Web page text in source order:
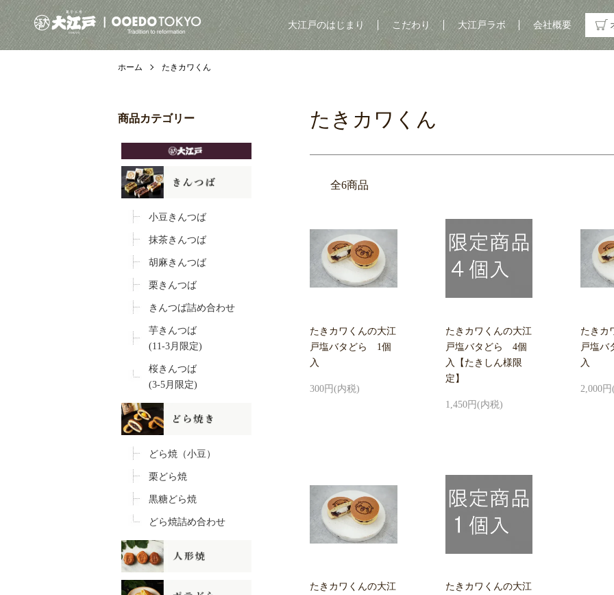
大江戸のはじまり こだわり 大江戸ラボ 会社概要
ホーム たきカワくん
たきカワくん
全6商品
たきカワくんの大江
戸塩バタどら 1個
入
300円(内税)
たきカワくんの大江
戸塩バタどら 4個
入【たきしん様限
定】
1,450円(内税)
たきカ
戸塩
入
2,000
たきカワくんの大江
たきカワくんの大江
商品カテゴリー
小豆きんつば
抹茶きんつば
胡麻きんつば
栗きんつば
きんつば詰め合わせ
芋きんつば
(11-3月限定)
桜きんつば
(3-5月限定)
どら焼（小豆）
栗どら焼
黒糖どら焼
どら焼詰め合わせ